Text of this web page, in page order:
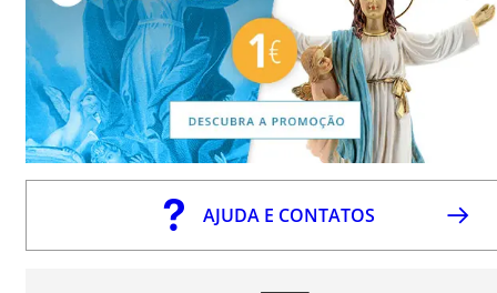
AJUDA E CONTATOS